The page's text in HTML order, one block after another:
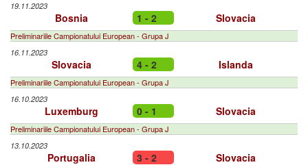
19.11.2023
Bosnia 1 - 2 Slovacia
Preliminariile Campionatului European - Grupa J
16.11.2023
Slovacia 4 - 2 Islanda
Preliminariile Campionatului European - Grupa J
16.10.2023
Luxemburg 0 - 1 Slovacia
Preliminariile Campionatului European - Grupa J
13.10.2023
Portugalia 3 - 2 Slovacia